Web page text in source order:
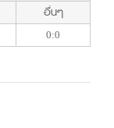
อื่นๆ
0:0